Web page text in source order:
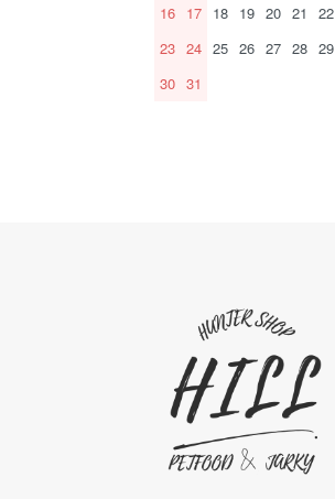
16 17 18 19 20 21
22
23 24 25 26 27 28 29
30 31